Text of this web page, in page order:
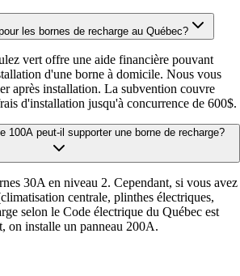
les bornes de recharge au Québec?
vert offre une aide financière pouvant
d'une borne à domicile. Nous vous
après installation. La subvention couvre
d'installation jusqu'à concurrence de 600$.
100A peut-il supporter une borne de recharge?
30A en niveau 2. Cependant, si vous avez
centrale, plinthes électriques,
selon le Code électrique du Québec est
on installe un panneau 200A.